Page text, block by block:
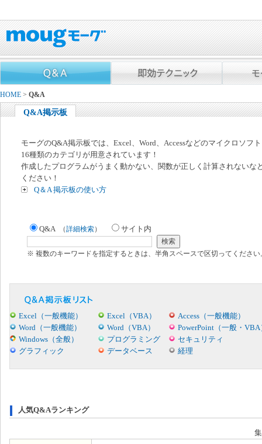
HOME > Q&A
Q&A掲示板
モーグのQ&A掲示板では、Excel、Word、Accessなどのマイクロソフ
16種類のカテゴリが用意されています！
作成したプログラムがうまく動かない、関数が正しく計算されないな
ください！
Q＆A 掲示板の使い方
Q&A （詳細検索） サイト内
※ 複数のキーワードを指定するときは、半角スペースで区切ってください
Excel（一般機能） Excel（VBA）
Access（一般機能）
Word（一般機能）
Word（VBA）
PowerPoint（一般・VBA
Windows（全般）
プログラミング
セキュリティ
グラフィック
データベース 経理
人気Q&Aランキング